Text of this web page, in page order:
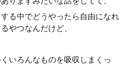
る中でどうやったら自由になれ
やつなんだけど、
いろんなものを吸収しまくっ